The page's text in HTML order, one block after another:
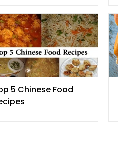
آسان سی ٹپ آزما لیں
5 Chinese Food